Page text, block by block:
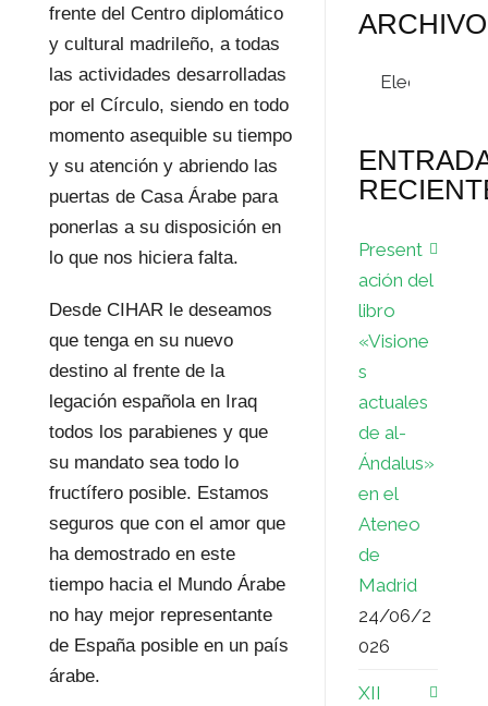
frente del Centro diplomático
y cultural madrileño, a todas
las actividades desarrolladas
por el Círculo, siendo en todo
momento asequible su tiempo
y su atención y abriendo las
puertas de Casa Árabe para
ponerlas a su disposición en
lo que nos hiciera falta.
Desde CIHAR le deseamos
que tenga en su nuevo
destino al frente de la
legación española en Iraq
todos los parabienes y que
su mandato sea todo lo
fructífero posible. Estamos
seguros que con el amor que
ha demostrado en este
tiempo hacia el Mundo Árabe
no hay mejor representante
de España posible en un país
árabe.
Present
ación del
libro
«Visione
s
actuales
de al-
Ándalus»
en el
Ateneo
de
Madrid
24/06/2
026
XII